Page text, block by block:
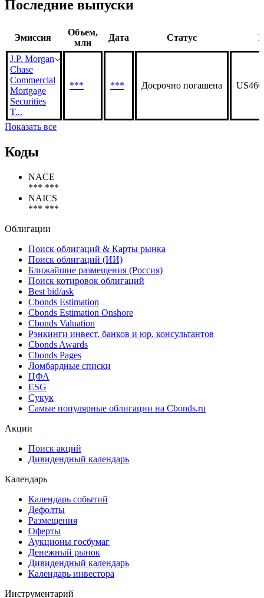
Последние выпуски
Эмиссия
Объем,
млн
Дата Статус
J.P. Morgan
Chase
Commercial
Mortgage
Securities
T...
*** *** Досрочно погашена
Показать все
Коды
NACE
*** ***
NAICS
*** ***
Облигации
Поиск облигаций & Карты рынка
Поиск облигаций (ИИ)
Ближайшие размещения (Россия)
Поиск котировок облигаций
Best bid/ask
Cbonds Estimation
Cbonds Estimation Onshore
Cbonds Valuation
Рэнкинги инвест. банков и юр. консультантов
Cbonds Awards
Cbonds Pages
Ломбардные списки
ЦФА
ESG
Сукук
Самые популярные облигации на Cbonds.ru
Акции
Поиск акций
Дивидендный календарь
Календарь
Календарь событий
Дефолты
Размещения
Оферты
Аукционы госбумаг
Денежный рынок
Дивидендный календарь
Календарь инвестора
Инструментарий